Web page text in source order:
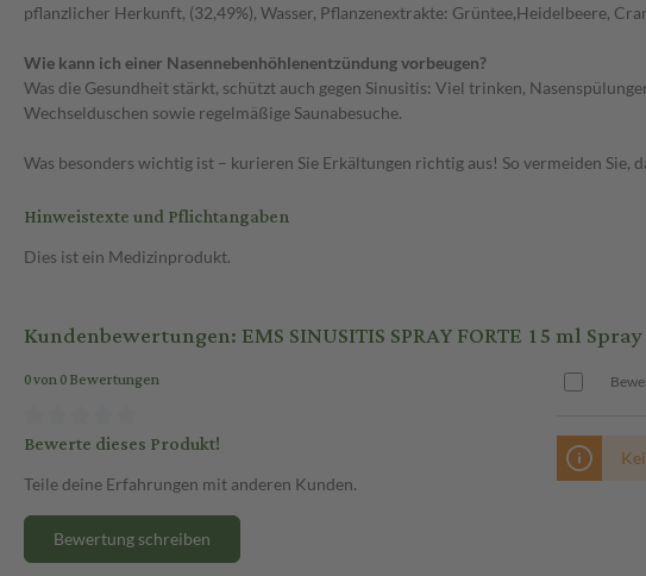
pflanzlicher Herkunft, (32,49%), Wasser, Pflanzenextrakte: Grüntee,Heidelbeere,
Wie kann ich einer Nasennebenhöhlenentzündung vorbeugen?
Was die Gesundheit stärkt, schützt auch gegen Sinusitis: Viel trinken,
Wechselduschen sowie regelmäßige Saunabesuche.
Was besonders wichtig ist – kurieren Sie Erkältungen richtig aus! So vermeiden Sie,
Hinweistexte und Pflichtangaben
Dies ist ein Medizinprodukt.
Kundenbewertungen: EMS SINUSITIS SPRAY FORTE 15 ml Spray
0 von 0 Bewertungen
Bewerte dieses Produkt!
Teile deine Erfahrungen mit anderen Kunden.
Bewertung schreiben